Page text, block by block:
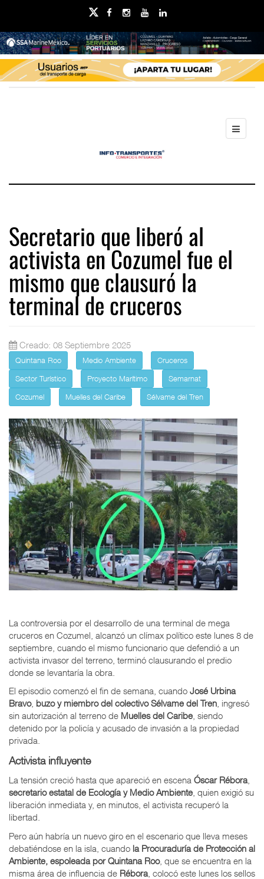
Secretario que liberó al
activista en Cozumel fue el
mismo que clausuró la
terminal de cruceros
Creado: 08 Septiembre 2025
Quintana Roo Medio Ambiente
Cruceros
Sector Turístico
Proyecto Marítimo
Semarnat
Cozumel
Muelles del Caribe Sélvame del Tren
La controversia por el desarrollo de una terminal de mega
cruceros en Cozumel, alcanzó un clímax político este lunes 8 de
septiembre, cuando el mismo funcionario que defendió a un
activista invasor del terreno, terminó clausurando el predio
donde se levantaría la obra.
El episodio comenzó el fin de semana, cuando José Urbina
Bravo, buzo y miembro del colectivo Sélvame del Tren , ingresó
sin autorización al terreno de Muelles del Caribe , siendo
detenido por la policía y acusado de invasión a la propiedad
privada.
Activista influyente
La tensión creció hasta que apareció en escena Óscar Rébora,
secretario estatal de Ecología y Medio Ambiente , quien exigió su
liberación inmediata y, en minutos, el activista recuperó la
libertad.
Pero aún habría un nuevo giro en el escenario que lleva meses
debatiéndose en la isla, cuando la Procuraduría de Protección al
Ambiente, espoleada por Quintana Roo, que se encuentra en la
misma área de influencia de Rébora, colocó este lunes los sellos